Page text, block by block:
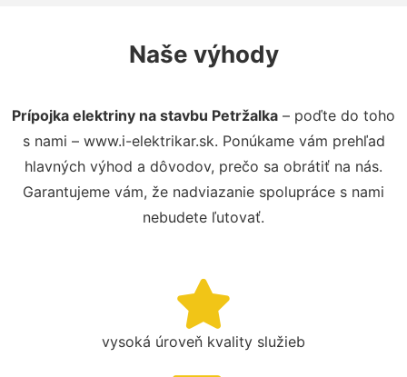
Naše výhody
Prípojka elektriny na stavbu Petržalka – poďte do toho
s nami – www.i-elektrikar.sk. Ponúkame vám prehľad
hlavných výhod a dôvodov, prečo sa obrátiť na nás.
Garantujeme vám, že nadviazanie spolupráce s nami
nebudete ľutovať.
vysoká úroveň kvality služieb